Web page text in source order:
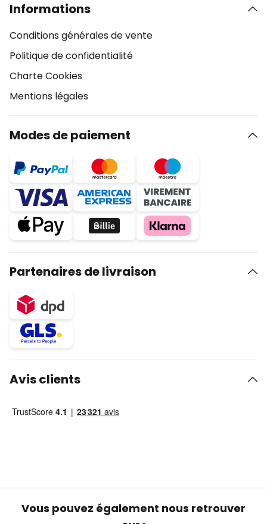
Informations
Conditions générales de vente
Politique de confidentialité
Charte Cookies
Mentions légales
Modes de paiement
Partenaires de livraison
Avis clients
Vous pouvez également nous retrouver